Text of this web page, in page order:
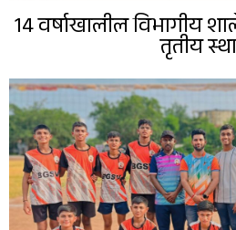
14 वर्षाखालील विभागीय
तृतीय